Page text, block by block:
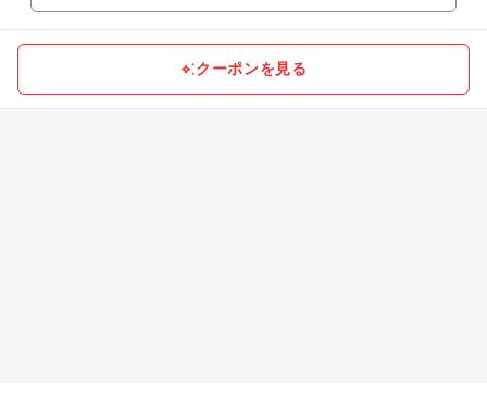
クーポンを見る